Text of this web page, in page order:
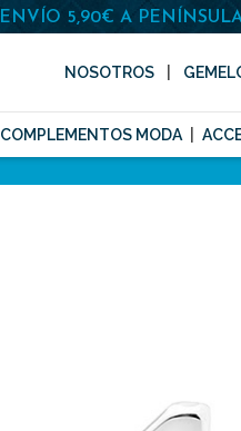
ENVÍO 5,90€ A
NOSOTROS
COMPLEMENTOS MODA